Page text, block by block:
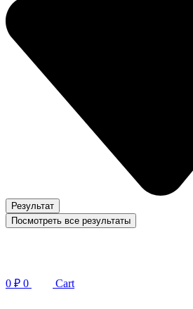
Результат
Посмотреть все результаты
0 ₽ 0 Cart